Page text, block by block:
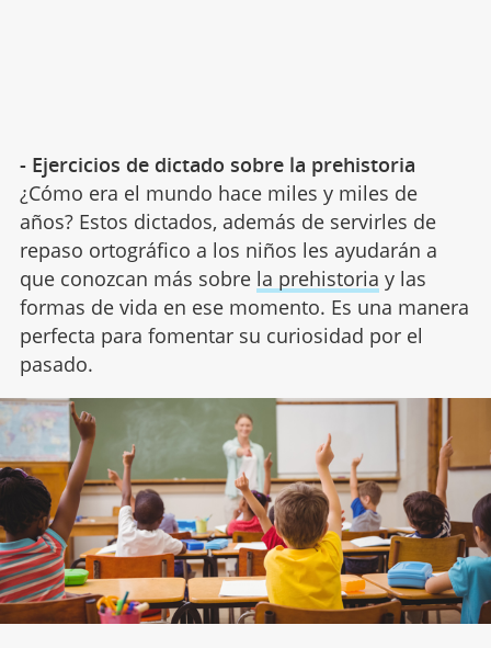
- Ejercicios de dictado sobre la prehistoria
¿Cómo era el mundo hace miles y miles de
años? Estos dictados, además de servirles de
repaso ortográfico a los niños les ayudarán a
que conozcan más sobre la prehistoria y las
formas de vida en ese momento. Es una manera
perfecta para fomentar su curiosidad por el
pasado.